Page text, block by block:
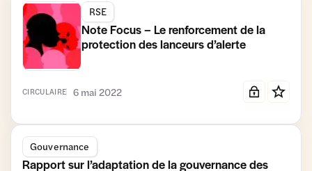
Fiscalité et
Comptabilité
Gestion du
patrimoine
Logistique
Modèle
Moyens
Numérique
Relations
RSE
Reprise et
Entrepreneuriat
RSE
Note Focus – Le renforcement de la
protection des lanceurs d’alerte
CIRCULAIRE 6 mai 2022
Gouvernance
Rapport sur l’adaptation de la gouvernance des